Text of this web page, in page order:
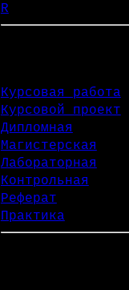
R
Курсовая работа
Курсовой проект
Дипломная
Магистерская
Лабораторная
Контрольная
Реферат
Практика